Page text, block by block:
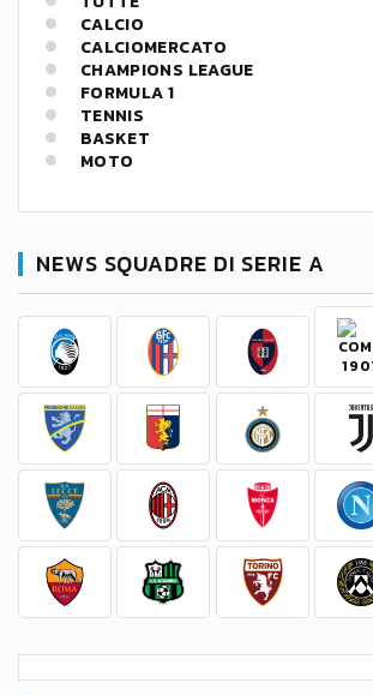
CALCIO
CALCIOMERCATO
CHAMPIONS LEAGUE
FORMULA 1
TENNIS
BASKET
MOTO
NEWS SQUADRE DI SERIE A